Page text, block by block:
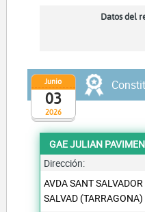
Datos del
2026
Junio
03
GAE JULIAN
Dirección:
AVDA SANT
SALVAD (TARRAGONA)